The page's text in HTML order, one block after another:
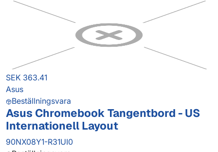
SEK 363.41
Asus
Beställningsvara
Asus Chromebook Tangentbord - US
Internationell Layout
90NX08Y1-R31UI0